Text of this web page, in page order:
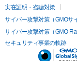
実在証明・盗聴対策
サイバー攻撃対策（GMOサ
サイバー攻撃対策（GMO
セキュリティ事業の軌跡